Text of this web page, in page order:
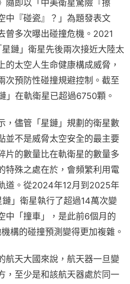
隨即以「中美衛星驚險『擦
中『碰瓷』？」為題發表文
曾多次曝出碰撞危機。2021
鏈」衛星先後兩次接近大陸太
的太空人生命健康構成威脅，
次預防性碰撞規避控制。截至
」在軌衛星已超過6750顆。
，儘管「星鏈」規劃的衛星數
並不是威脅太空安全的最主要
片的數量比在軌衛星的數量多
特殊之處在於，會頻繁利用電
道。從2024年12月到2025年
」衛星執行了超過14萬次變
中「撞車」，是此前6個月的
構的碰撞預測變得更加複雜。
航天大國來說，航天器一旦變
，至少是和該航天器處於同一